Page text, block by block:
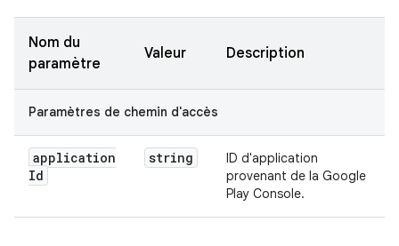
Nom du
paramètre
Valeur Description
Paramètres de chemin d'accès
application
Id
string
ID d'application
provenant de la Google
Play Console.